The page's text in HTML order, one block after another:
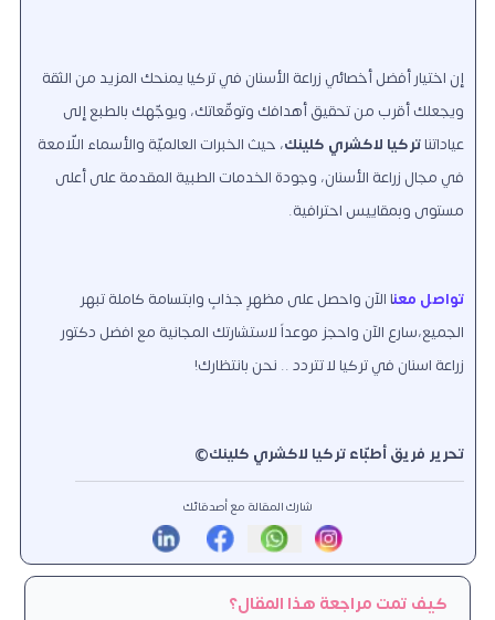
إن اختيار أفضل أخصائي زراعة الأسنان في تركيا يمنحك المزيد من الثقة
ويجعلك أقرب من تحقيق أهدافك وتوقّعاتك، ويوجّهك بالطبع إلى
عياداتناتركيا لاكشري كلينك، حيث الخبرات العالميّة والأسماء اللّامعة
في مجال زراعة الأسنان، وجودة الخدمات الطبية المقدمة على أعلى
مستوى وبمقاييس احترافية.
تواصل معنا الآن واحصل على مظهرٍ جذابٍ وابتسامة كاملة تبهر
الجميع،سارع الآن واحجز موعداً لاستشارتك المجانية مع افضل دكتور
زراعة اسنان في تركيا لا تتردد .. نحن بانتظارك!
تحرير فريق أطبّاء تركيا لاكشري كلينك©
شارك المقالة مع أصدقائك
كيف تمت مراجعة هذا المقال؟